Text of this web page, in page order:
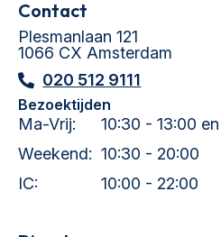
Contact
Plesmanlaan 121
1066 CX Amsterdam
020 512 9111
Bezoektijden
Ma-Vrij:
10:30 - 13:00
Weekend: 10:30 - 20:00
IC:
10:00 - 22:00